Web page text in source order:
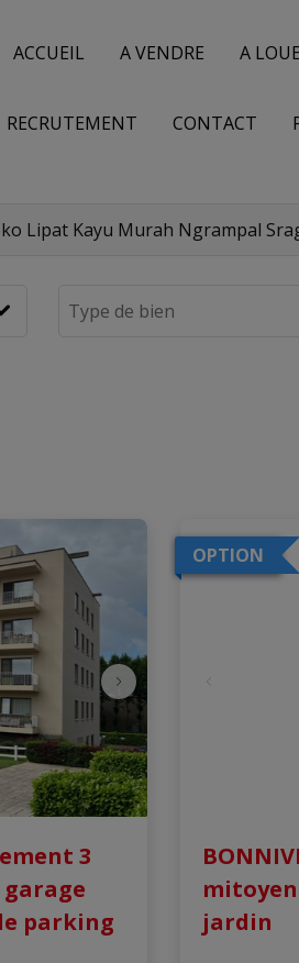
ACCUEIL A VENDRE A
RECRUTEMENT CONTACT
3
parking
OPTION
jardin